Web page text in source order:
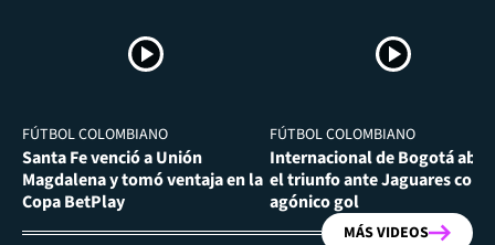
FÚTBOL COLOMBIANO
Santa Fe venció a Unión
Magdalena y tomó ventaja en la
Copa BetPlay
FÚTBOL COLOMBIANO
Internacional de Bogotá
el triunfo ante Jaguares con
agónico gol
MÁS VIDEOS